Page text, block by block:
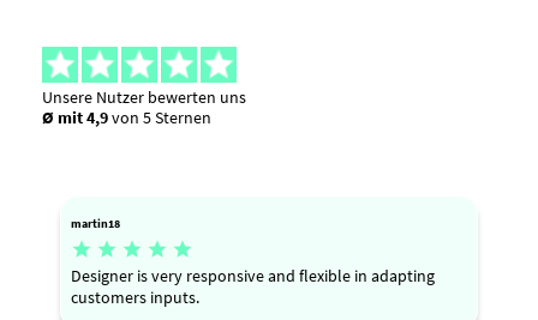
Unsere Nutzer bewerten uns
Ø mit 4,9von 5 Sternen
martin18
    
Designer is very responsive and flexible in adapting
customers inputs.